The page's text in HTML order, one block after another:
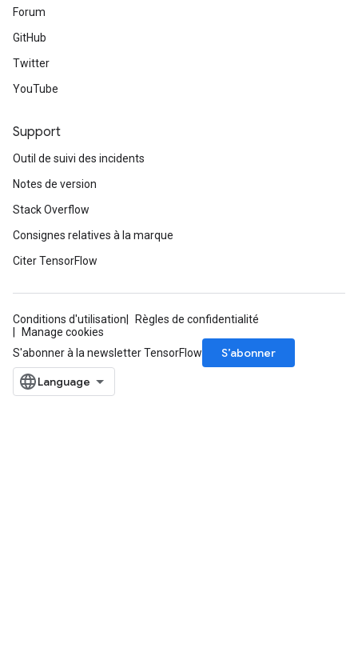
Forum
GitHub
Twitter
YouTube
Support
Outil de suivi des incidents
Notes de version
Stack Overflow
Consignes relatives à la marque
Citer TensorFlow
Conditions d'utilisation
Règles de confidentialité
Manage cookies
S'abonner à la newsletter TensorFlow
S’abonner